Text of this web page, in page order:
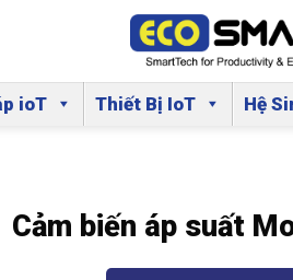
ioT Thiết Bị IoT Hệ
Cảm biến áp suất